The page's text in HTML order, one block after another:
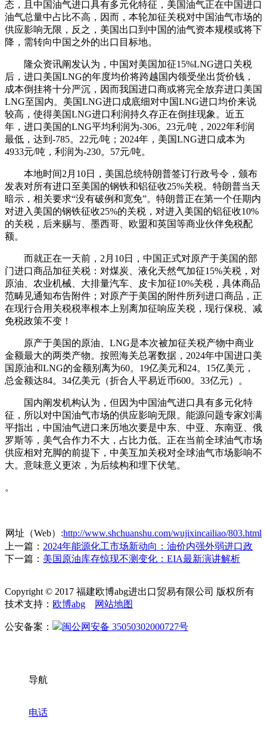
态，且中国油气进口具有多元化特征，美国油气正在中国进口
油气总量中占比不高，因而，本轮加征关税对中国油气市场的
供应影响无限，反之，美国出口到中国的油气资本规模或将下
降，需转向中国之外的出口目标地。
隆众资讯阐发认为，中国对美国加征15%LNG进口关税
后，进口美国LNG的年度均价将跨越国内领受坐出货价钱，
成本倒挂将十分严沉，因而我国进口商或将完全放弃进口美国
LNG至国内。美国LNG进口成底细对中国LNG进口均价来说
较高，使得美国LNG进口利润持久存正在倒挂现象。近五
年，进口美国的LNG平均利润为-306。23元/吨，2022年利润
最低，达到-785。22元/吨；2024年，美国LNG进口成本为
4933元/吨，利润为-230。57元/吨。
本地时间2月10日，美国总统特朗普签订行政号令，颁布
发表对所有进口至美国的钢铁和铝征收25%关税。特朗普当天
暗示，相关要求“没有破例和宽免”。特朗普正在第一个任期内
对进入美国的钢铁征收25%的关税，对进入美国的铝征收10%
的关税，后来赐与、墨西哥、欧盟和英国等商业伙伴免税配
额。
而就正在一天前，2月10日，中国正式对原产于美国的部
门进口商品加征关税：对煤炭、液化天然气加征15%关税，对
原油、农业机械、大排量汽车、皮卡加征10%关税，具体商品
范畴见通知布告附件；对原产于美国的附件所列进口商品，正
在现行合用关税税率根本上别离加征响应关税，现行保税、减
免税政策不变！
原产于美国的原油、LNG是本次被加征关税产物中商业
金额最大的两类产物。按照海关总署数据，2024年中国进口美
国原油和LNG的金额别离为60。19亿美元和24。15亿美元，
总金额达84。34亿美元（折合人平易近币600。33亿元）。
国内阐发机构认为，但因为中国油气进口具有多元化特
征，所以对中国油气市场的供应影响无限。能源问题专家刘满
平指出，中国油气进口来历地次要是中东、中亚、东南亚、俄
罗斯等，美气合作力不大，占比力低。正在当前全球油气市场
供应相对充脚的前提下，中美互加关税对全球油气市场影响不
大。意味意义更浓，为后续构和埋下伏笔。
。
网址（Web）:http://www.shchuanshu.com/wujixincailiao/803.html
上一篇： 2024年能源化工市场新动向：油价内强外弱进口政
下一篇： 美国原油库存惊现不测变化：EIA最新演讲解析
Copyright © 2017 福建欧博abg进出口贸易有限公司 版权所有
技术支持： 欧博abg 网站地图
公安备案： 闽公网安备 35050302000727号
导航
电话